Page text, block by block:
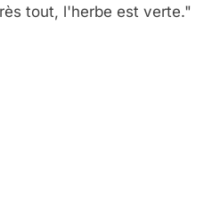
tout, l'herbe est verte."